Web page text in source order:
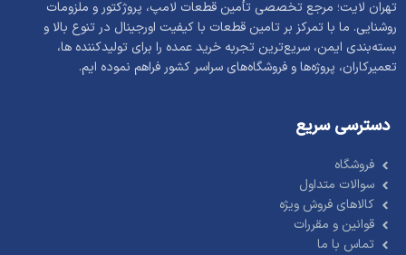
تهران لایت؛ مرجع تخصصی تأمین قطعات لامپ، پروژکتور و ملزومات
روشنایی. ما با تمرکز بر تامین قطعات با کیفیت اورجینال در تنوع بالا و
بسته‌بندی ایمن، سریع‌ترین تجربه خرید عمده را برای تولیدکننده ها،
تعمیرکاران، پروژه‌ها و فروشگاه‌های سراسر کشور فراهم نموده ایم.
دسترسی سریع
فروشگاه
سوالات متداول
کالاهای فروش ویژه
قوانین و مقررات
تماس با ما